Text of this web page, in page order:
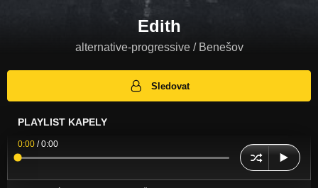
Edith
alternative-progressive / Benešov
Sledovat
PLAYLIST KAPELY
0:00 /0:00